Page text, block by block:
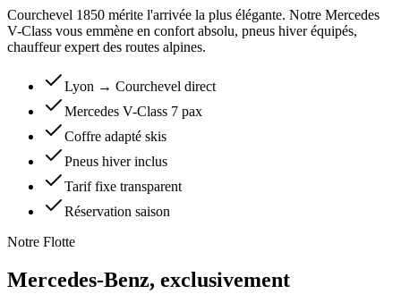
Courchevel 1850 mérite l'arrivée la plus élégante. Notre Mercedes
V-Class vous emmène en confort absolu, pneus hiver équipés,
chauffeur expert des routes alpines.
Lyon → Courchevel direct
Mercedes V-Class 7 pax
Coffre adapté skis
Pneus hiver inclus
Tarif fixe transparent
Réservation saison
Notre Flotte
Mercedes-Benz, exclusivement